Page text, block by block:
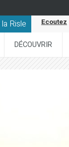
Risle Ecoutez
DÉCOUVRIR